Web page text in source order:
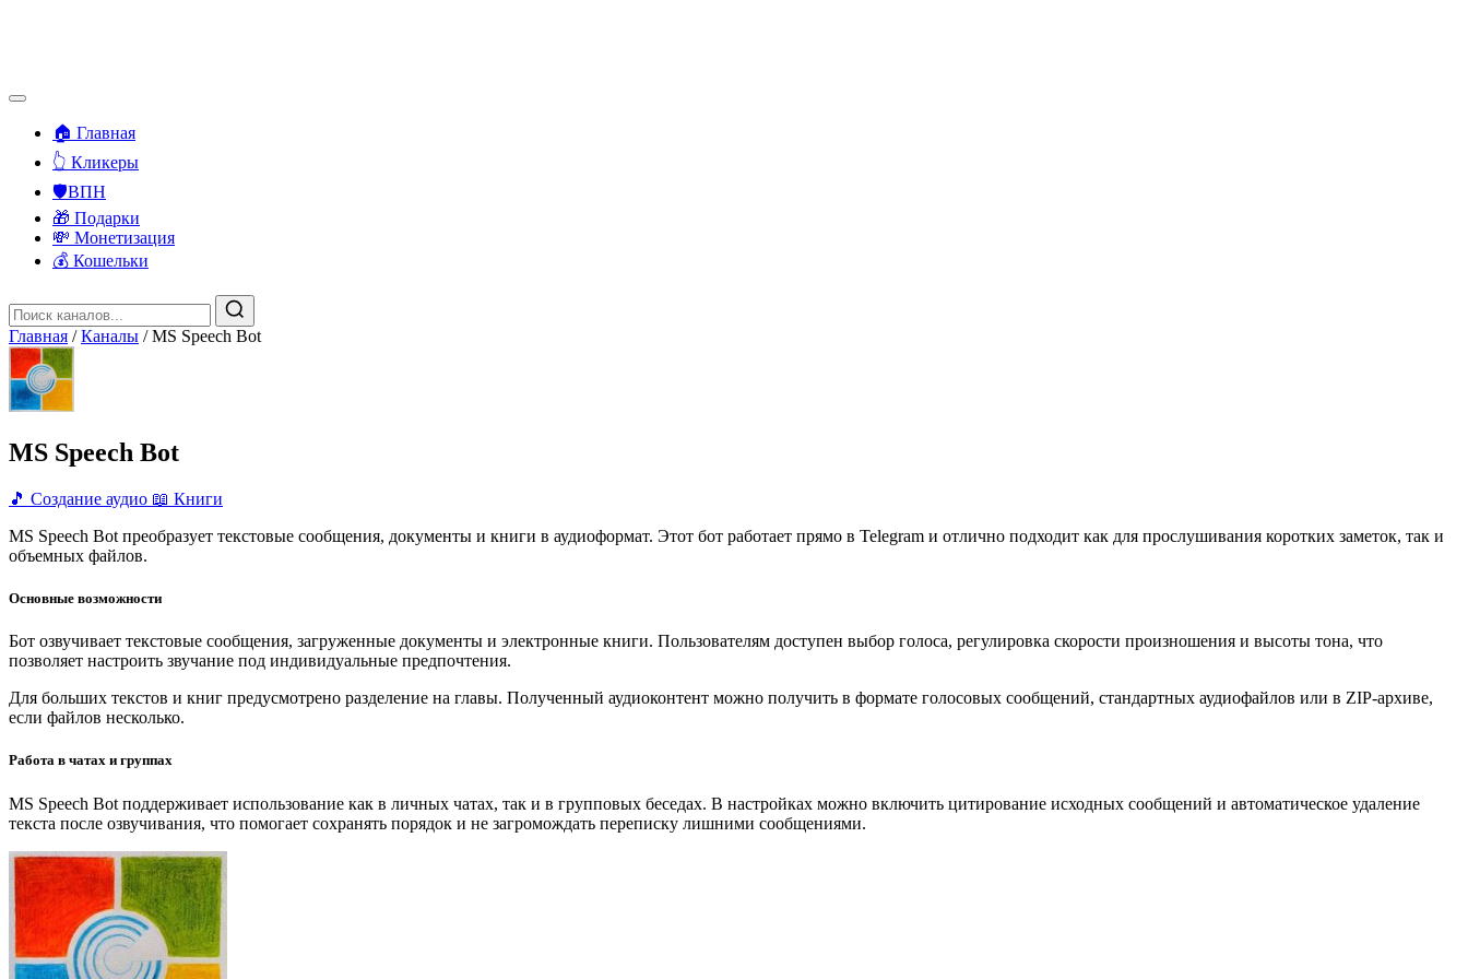
🏠 Главная
👆 Кликеры
🛡️ВПН
🎁 Подарки
💸 Монетизация
💰 Кошельки
Главная / Каналы / MS Speech Bot
MS Speech Bot
🎵 Создание аудио 📖 Книги
MS Speech Bot преобразует текстовые сообщения, документы и книги в аудиоформат. Этот бот работает прямо в Telegram и отлично подходит как для прослушивания коротких заметок, так и
объемных файлов.
Основные возможности
Бот озвучивает текстовые сообщения, загруженные документы и электронные книги. Пользователям доступен выбор голоса, регулировка скорости произношения и высоты тона, что
позволяет настроить звучание под индивидуальные предпочтения.
Для больших текстов и книг предусмотрено разделение на главы. Полученный аудиоконтент можно получить в формате голосовых сообщений, стандартных аудиофайлов или в ZIP-архиве,
если файлов несколько.
Работа в чатах и группах
MS Speech Bot поддерживает использование как в личных чатах, так и в групповых беседах. В настройках можно включить цитирование исходных сообщений и автоматическое удаление
текста после озвучивания, что помогает сохранять порядок и не загромождать переписку лишними сообщениями.